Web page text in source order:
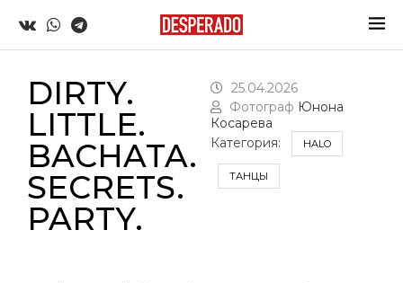
DIRTY.
LITTLE.
BACHATA.
SECRETS.
PARTY.
25.04.2026
Фотограф Юнона
Косарева
Категория:
HALO
ТАНЦЫ